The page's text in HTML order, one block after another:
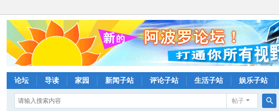
论坛 导读 家园 新闻子站 评论子站 生活子站 娱乐子站
帖子